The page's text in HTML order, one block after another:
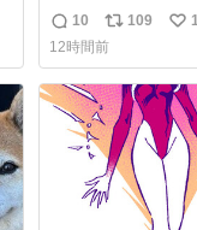
イちゃんをいじめ
って来るぞ。」って
返
信
数
10
リ
ポ
ス
ト
数
109
い
ね
数
12時間前